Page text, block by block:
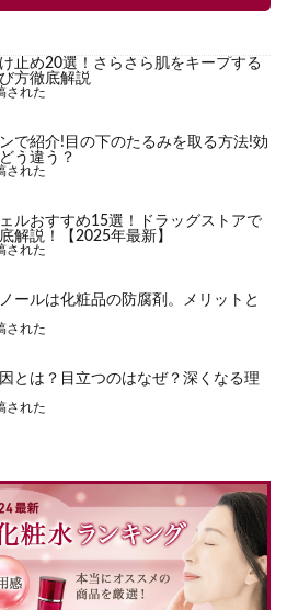
止め20選！さらさら肌をキープする
方徹底解説
された
で紹介!目の下のたるみを取る方法!効
う違う？
された
ルおすすめ15選！ドラッグストアで
解説！【2025年最新】
された
ールは化粧品の防腐剤。メリットと
された
とは？目立つのはなぜ？深くなる理
された